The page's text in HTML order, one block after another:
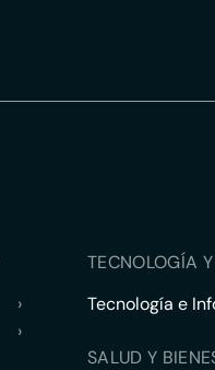
›
›
TECNOLOGÍA
Tecnología e
SALUD Y